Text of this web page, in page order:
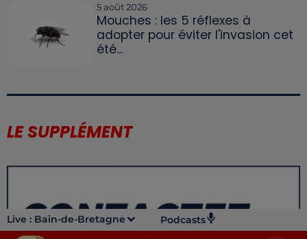
Live : Bain-de-Bretagne Podcasts
5 août 2026
Mouches : les 5 réflexes à
adopter pour éviter l'invasion cet
été...
LE SUPPLÉMENT